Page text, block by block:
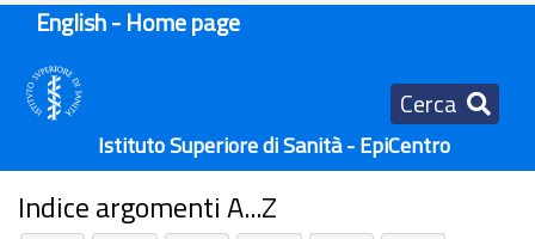
English - Home page
Cerca
Istituto Superiore di Sanità - EpiCentro
Indice argomenti A...Z